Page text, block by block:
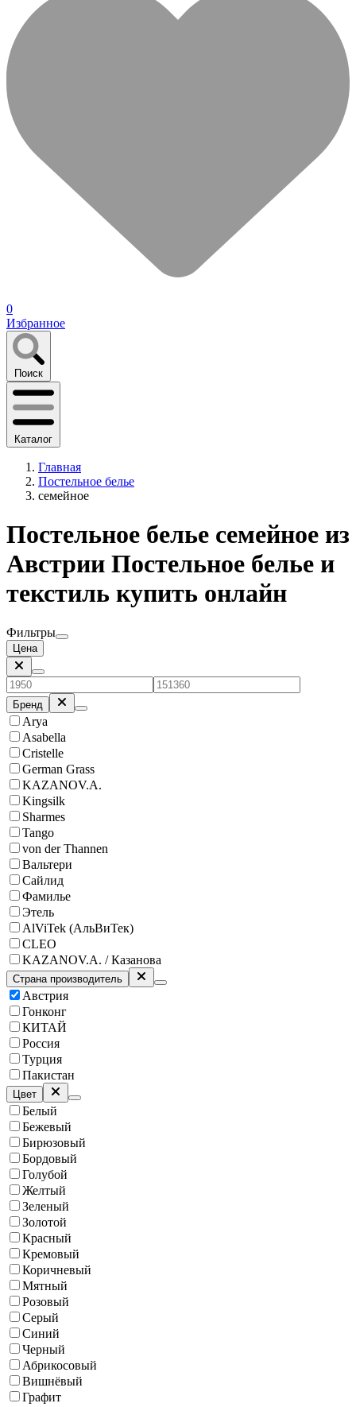
0
Избранное
Поиск
Каталог
Главная
Постельное белье
семейное
Постельное белье семейное из
Австрии Постельное белье и
текстиль купить онлайн
Фильтры
Цена
Бренд
Arya
Asabella
Cristelle
German Grass
KAZANOV.A.
Kingsilk
Sharmes
Tango
von der Thannen
Вальтери
Сайлид
Фамилье
Этель
AlViTek (АльВиТек)
CLEO
KAZANOV.A. / Казанова
Страна производитель
Австрия
Гонконг
КИТАЙ
Россия
Турция
Пакистан
Цвет
Белый
Бежевый
Бирюзовый
Бордовый
Голубой
Желтый
Зеленый
Золотой
Красный
Кремовый
Коричневый
Мятный
Розовый
Серый
Синий
Черный
Абрикосовый
Вишнёвый
Графит